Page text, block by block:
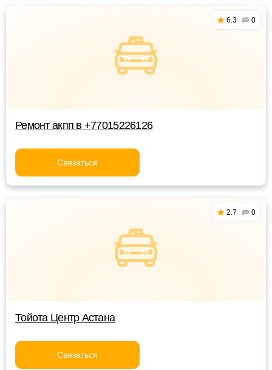
6.3 0
Ремонт акпп в +77015226126
Связаться
2.7 0
Тойота Центр Астана
Связаться